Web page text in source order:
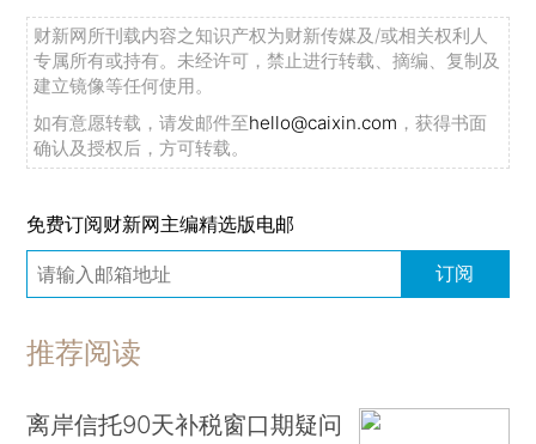
财新网所刊载内容之知识产权为财新传媒及/或相关权利人
专属所有或持有。未经许可，禁止进行转载、摘编、复制及
建立镜像等任何使用。
如有意愿转载，请发邮件至hello@caixin.com ，获得书面
确认及授权后，方可转载。
免费订阅财新网主编精选版电邮
订阅
推荐阅读
离岸信托90天补税窗口期疑问